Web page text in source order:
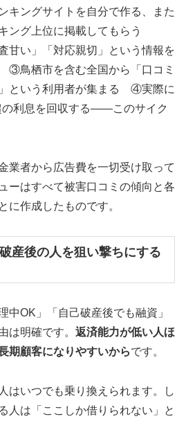
キングサイトを自分で作る、また
ング上位に掲載してもらう
甘い」「対応親切」という情報を
③鳥栖市を含む全国から「口コミ
という利用者が集まる ④実際に
の利息を回収する——このサイク
業者から広告費を一切受け取って
ーはすべて被害口コミの傾向と各
に作成したものです。
産後の人を狙い撃ちにする
中OK」「自己破産後でも融資」
は明確です。 返済能力が低い人ほ
期顧客になりやすいからです。
はいつでも乗り換えられます。し
人は「ここしか借りられない」と